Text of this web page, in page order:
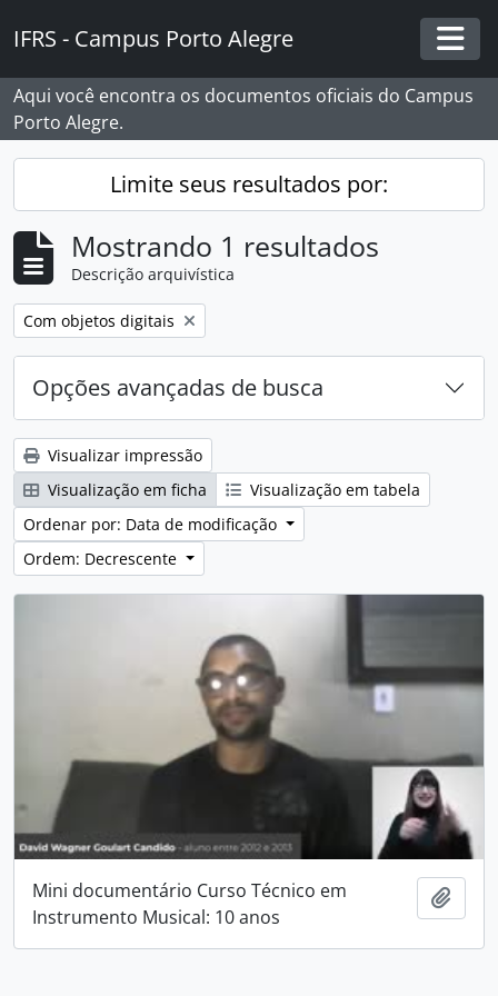
IFRS - Campus Porto Alegre
Aqui você encontra os documentos oficiais do Campus
Porto Alegre.
Limite seus resultados por:
Mostrando 1 resultados
Descrição arquivística
Remover filtro:
Com objetos digitais
Opções avançadas de busca
Visualizar impressão
Visualização em ficha
Visualização em tabela
Ordenar por: Data de modificação
Ordem: Decrescente
Mini documentário Curso Técnico em
Instrumento Musical: 10 anos